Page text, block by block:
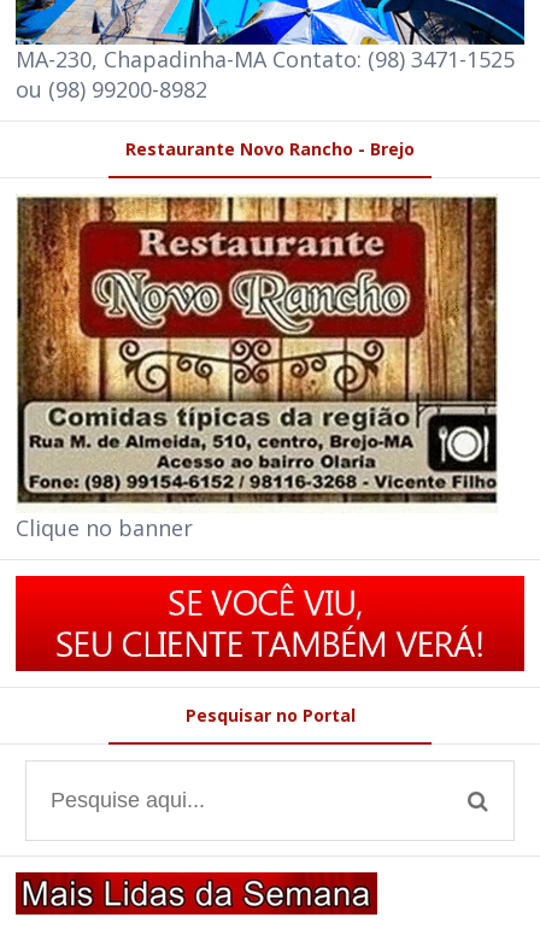
MA-230, Chapadinha-MA Contato: (98) 3471-1525
ou (98) 99200-8982
Restaurante Novo Rancho - Brejo
Clique no banner
Pesquisar no Portal